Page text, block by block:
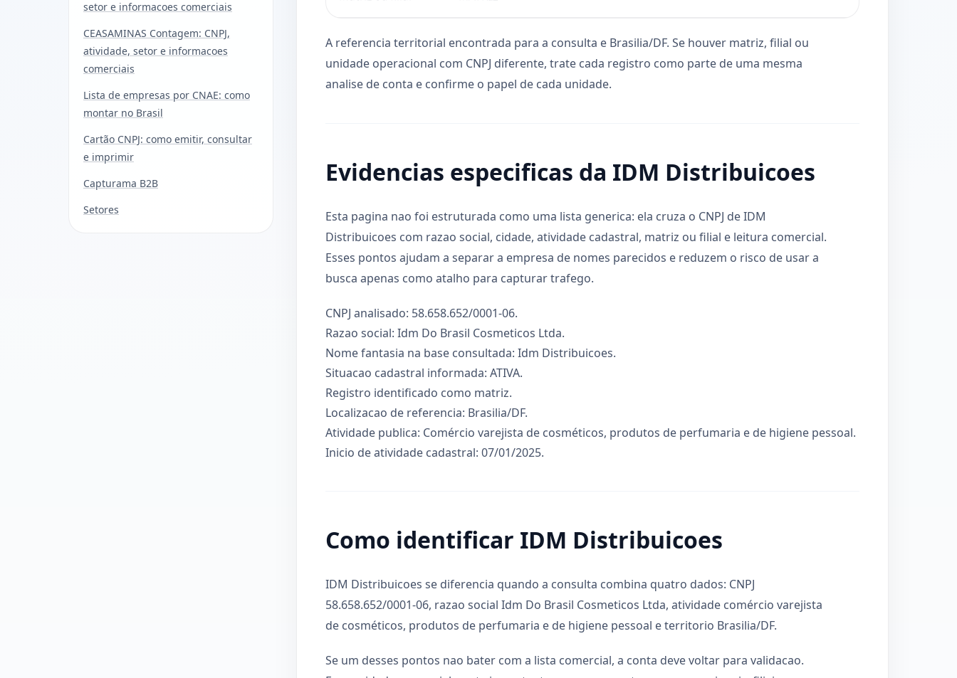
setor e informacoes comerciais
CEASAMINAS Contagem: CNPJ,
atividade, setor e informacoes
comerciais
Lista de empresas por CNAE: como
montar no Brasil
Cartão CNPJ: como emitir, consultar
e imprimir
Capturama B2B
Setores
A referencia territorial encontrada para a consulta e Brasilia/DF. Se houver matriz, filial ou
unidade operacional com CNPJ diferente, trate cada registro como parte de uma mesma
analise de conta e confirme o papel de cada unidade.
Evidencias especificas da IDM Distribuicoes
Esta pagina nao foi estruturada como uma lista generica: ela cruza o CNPJ de IDM
Distribuicoes com razao social, cidade, atividade cadastral, matriz ou filial e leitura comercial.
Esses pontos ajudam a separar a empresa de nomes parecidos e reduzem o risco de usar a
busca apenas como atalho para capturar trafego.
CNPJ analisado: 58.658.652/0001-06.
Razao social: Idm Do Brasil Cosmeticos Ltda.
Nome fantasia na base consultada: Idm Distribuicoes.
Situacao cadastral informada: ATIVA.
Registro identificado como matriz.
Localizacao de referencia: Brasilia/DF.
Atividade publica: Comércio varejista de cosméticos, produtos de perfumaria e de higiene pessoal.
Inicio de atividade cadastral: 07/01/2025.
Como identificar IDM Distribuicoes
IDM Distribuicoes se diferencia quando a consulta combina quatro dados: CNPJ
58.658.652/0001-06, razao social Idm Do Brasil Cosmeticos Ltda, atividade comércio varejista
de cosméticos, produtos de perfumaria e de higiene pessoal e territorio Brasilia/DF.
Se um desses pontos nao bater com a lista comercial, a conta deve voltar para validacao.